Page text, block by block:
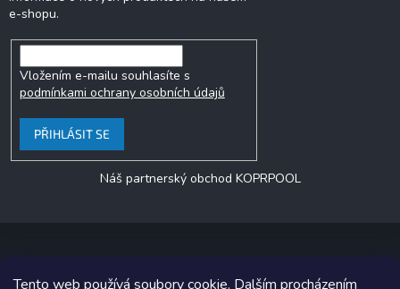
Tento web používá soubory cookie. Dalším procházením
e-shopu.
Vložením e-mailu souhlasíte s
podmínkami ochrany osobních údajů
PŘIHLÁSIT SE
Náš partnerský obchod KOPRPOOL